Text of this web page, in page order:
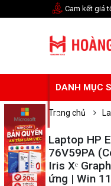
Cam kết giá
DANH MỤC
Trang chủ
Laptop HP
76V59PA
Iris Xᵉ
ứng | Win